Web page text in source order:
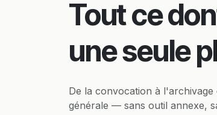
Tout ce
une seule
De la convocation à
générale — sans outil annexe,